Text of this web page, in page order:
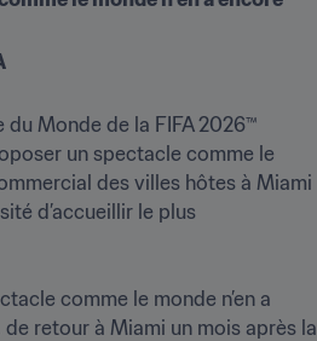
du Monde de la FIFA 2026™
un spectacle comme le
des villes hôtes à Miami
d’accueillir le plus
comme le monde n’en a
retour à Miami un mois après la